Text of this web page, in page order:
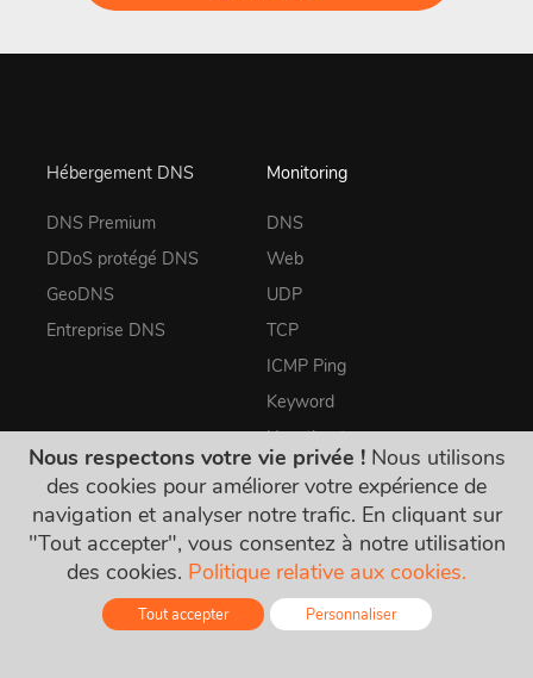
Hébergement DNS
DNS Premium
DDoS protégé DNS
GeoDNS
Entreprise DNS
Monitoring
DNS
Web
UDP
TCP
ICMP Ping
Keyword
Heartbeat
SSL/TLS
Firewall
SMTP
Streaming
IMAP
Nous respectons votre vie privée !Nous utilisons
des cookies pour améliorer votre expérience de
navigation et analyser notre trafic. En cliquant sur
"Tout accepter", vous consentez à notre utilisation
des cookies. Politique relative aux cookies.
Tout accepter Personnaliser